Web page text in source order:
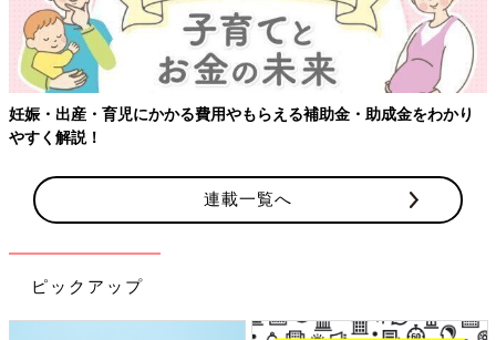
妊娠・出産・育児にかかる費用やもらえる補助金・助成金をわかり
やすく解説！
連載一覧へ
ピックアップ